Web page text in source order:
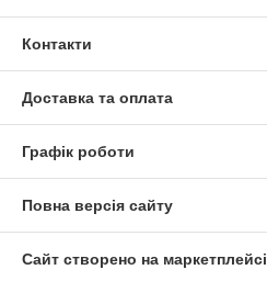
Контакти
Доставка та оплата
Графік роботи
Повна версія сайту
Сайт створено на маркетплейсі